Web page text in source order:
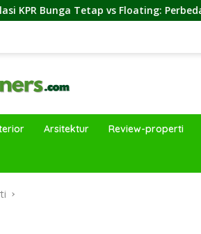
vs Floating: Perbedaan, Cicilan,
Arsitektur Review-properti